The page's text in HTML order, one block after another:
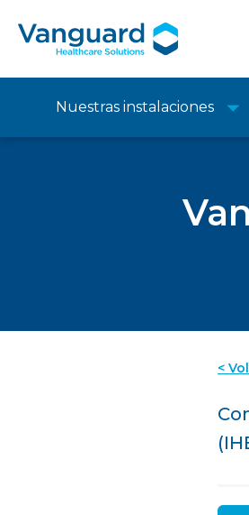
Nuestras instalaciones
<